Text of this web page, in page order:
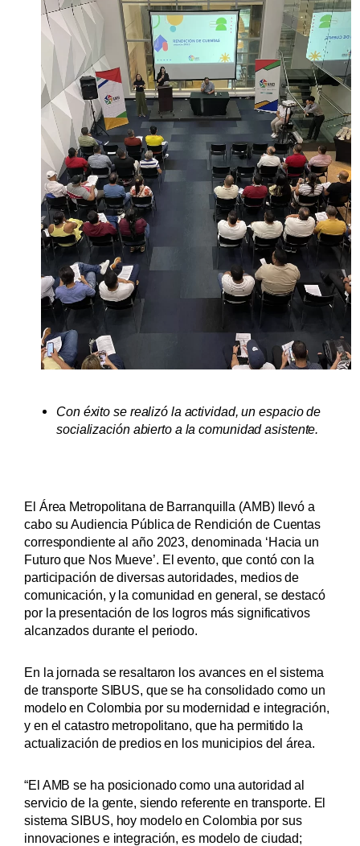
Con éxito se realizó la actividad, un espacio de
socialización abierto a la comunidad asistente.
El Área Metropolitana de Barranquilla (AMB) llevó a
cabo su Audiencia Pública de Rendición de Cuentas
correspondiente al año 2023, denominada ‘Hacia un
Futuro que Nos Mueve’. El evento, que contó con la
participación de diversas autoridades, medios de
comunicación, y la comunidad en general, se destacó
por la presentación de los logros más significativos
alcanzados durante el periodo.
En la jornada se resaltaron los avances en el sistema
de transporte SIBUS, que se ha consolidado como un
modelo en Colombia por su modernidad e integración,
y en el catastro metropolitano, que ha permitido la
actualización de predios en los municipios del área.
“El AMB se ha posicionado como una autoridad al
servicio de la gente, siendo referente en transporte. El
sistema SIBUS, hoy modelo en Colombia por sus
innovaciones e integración, es modelo de ciudad;